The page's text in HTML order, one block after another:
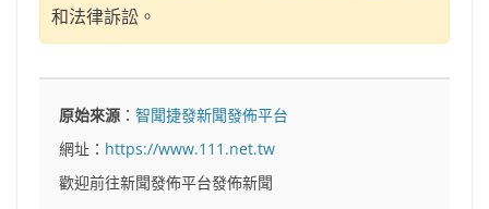
和法律訴訟。
原始來源 ：智聞捷發新聞發佈平台
網址： https://www.111.net.tw
歡迎前往新聞發佈平台發佈新聞